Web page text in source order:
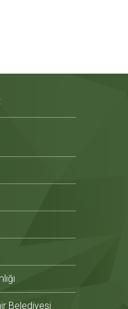
Belediyesi